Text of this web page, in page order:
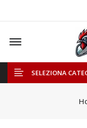
Offcanvas Menu
SELEZIONA